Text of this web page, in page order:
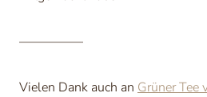
—————
Vielen Dank auch an Grüner Tee